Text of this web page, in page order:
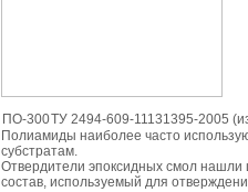
ПО-300ТУ 2494-609-11131395-2005
Полиамиды наиболее часто
субстратам.
Отвердители эпоксидных смол нашли
состав, используемый для